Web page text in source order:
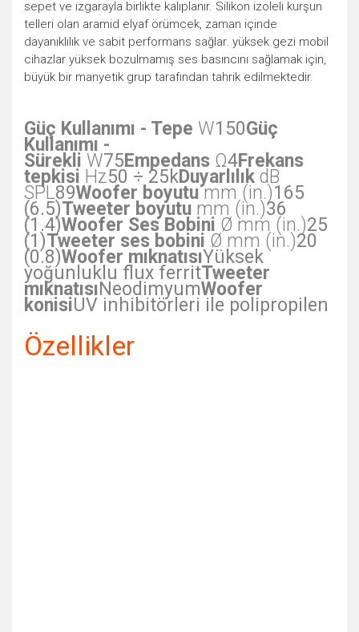
sepet ve ızgarayla birlikte kalıplanır. Silikon izoleli kurşun
telleri olan aramid elyaf örümcek, zaman içinde
dayanıklılık ve sabit performans sağlar. yüksek gezi mobil
cihazlar yüksek bozulmamış ses basıncını sağlamak için,
büyük bir manyetik grup tarafından tahrik edilmektedir.
Güç Kullanımı - Tepe W150Güç
Kullanımı -
Sürekli W75Empedans Ω4Frekans
tepkisi Hz50 ÷ 25kDuyarlılık dB
SPL89Woofer boyutumm (in.)165
(6.5)Tweeter boyutu mm (in.)36
(1.4)Woofer Ses Bobini Ø mm (in.)25
(1)Tweeter ses bobini Ø mm (in.)20
(0.8)Woofer mıknatısıYüksek
yoğunluklu flux ferritTweeter
mıknatısıNeodimyumWoofer
konisiUV inhibitörleri ile polipropilen
Özellikler